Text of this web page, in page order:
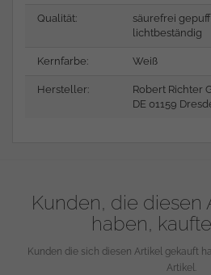
Qualität:
säurefrei
lichtbeständig
Kernfarbe: Weiß
Hersteller:
Robert Richter
DE 01159
Kunden, die diesen
haben,
Kunden die sich diesen Artikel gekauft
Artikel.